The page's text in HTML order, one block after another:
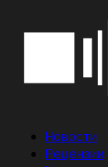
Новости
Рецензии